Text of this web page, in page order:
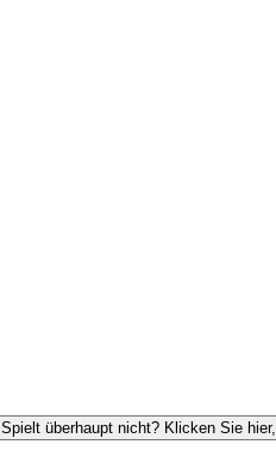
Spielt überhaupt nicht? Klicken Sie